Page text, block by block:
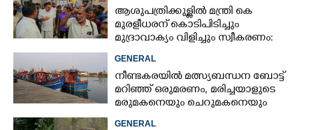
ആശുപത്രിക്കുള്ളിൽ മന്ത്രി കെ
മുരളീധരന് കൊടിപിടിച്ചും
മുദ്രാവാക്യം വിളിച്ചും സ്വീകരണം:
പിന്നാലെ വ്യാപകവിമർശനം
GENERAL
നീണ്ടകരയിൽ മത്സ്യബന്ധന ബോട്ട്
മറിഞ്ഞ്​ ഒരുമരണം,​ മരിച്ചയാളുടെ
മരുമകനെയും ചെറുമകനെയും
കാണാനില്ല
GENERAL